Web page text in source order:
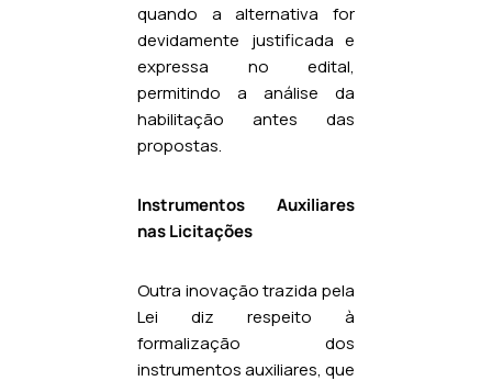
quando a alternativa for
devidamente justificada e
expressa no edital,
permitindo a análise da
habilitação antes das
propostas.
Instrumentos Auxiliares
nas Licitações
Outra inovação trazida pela
Lei diz respeito à
formalização dos
instrumentos auxiliares, que